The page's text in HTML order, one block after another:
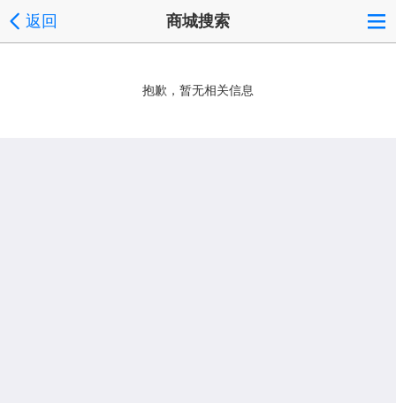
返回 商城搜索
抱歉，暂无相关信息